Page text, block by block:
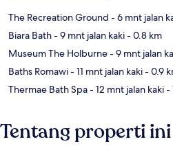
The Recreation Ground - 6 mnt jalan
Biara Bath- 9 mnt jalan kaki- 0.8 km
Museum The Holburne- 9 mnt jalan
Baths Romawi- 11 mnt jalan kaki- 0.9
Thermae Bath Spa- 12 mnt jalan kaki-
Tentang properti ini